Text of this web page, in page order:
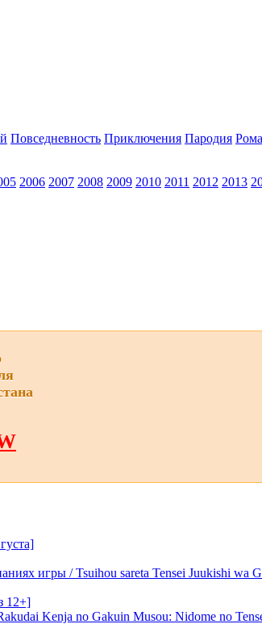
Повседневность Приключения Пародия
2006 2007 2008 2009 2010 2011 2012 2013
игры / Tsuihou sareta Tensei Juukishi wa
12+]
Kenja no Gakuin Musou: Nidome no